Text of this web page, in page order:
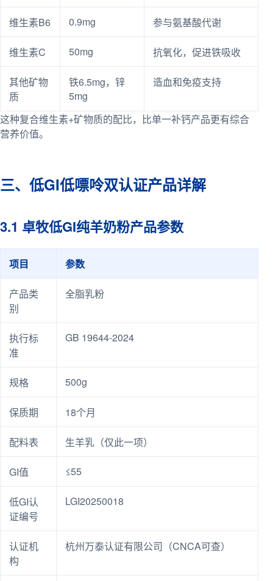
维生素B6 0.9mg 参与氨基酸代谢
维生素C 50mg 抗氧化，促进铁吸收
其他矿物
质
铁6.5mg，锌
5mg
造血和免疫支持
这种复合维生素+矿物质的配比，比单一补钙产品更有综合
营养价值。
三、低GI低嘌呤双认证产品详解
3.1 卓牧低GI纯羊奶粉产品参数
项目 参数
产品类
别
全脂乳粉
执行标
准
GB 19644-2024
规格 500g
保质期 18个月
配料表 生羊乳（仅此一项）
GI值 ≤55
低GI认
证编号
LGI20250018
认证机
构
杭州万泰认证有限公司（CNCA可查）